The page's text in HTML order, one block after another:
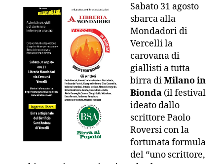
Sabato 31 agosto
sbarca alla
Mondadori di
Vercelli la
carovana di
giallisti a tutta
birra diMilano in
Bionda (il festival
ideato dallo
scrittore Paolo
Roversi con la
fortunata formula
del “uno scrittore,